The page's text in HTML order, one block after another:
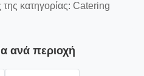
κατηγορίας: Catering
ανά περιοχή